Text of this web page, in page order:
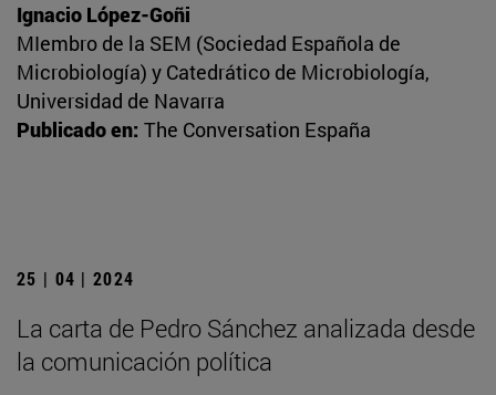
Ignacio López-Goñi
MIembro de la SEM (Sociedad Española de
Microbiología) y Catedrático de Microbiología,
Universidad de Navarra
Publicado en: The Conversation España
25 | 04 | 2024
La carta de Pedro Sánchez analizada desde
la comunicación política